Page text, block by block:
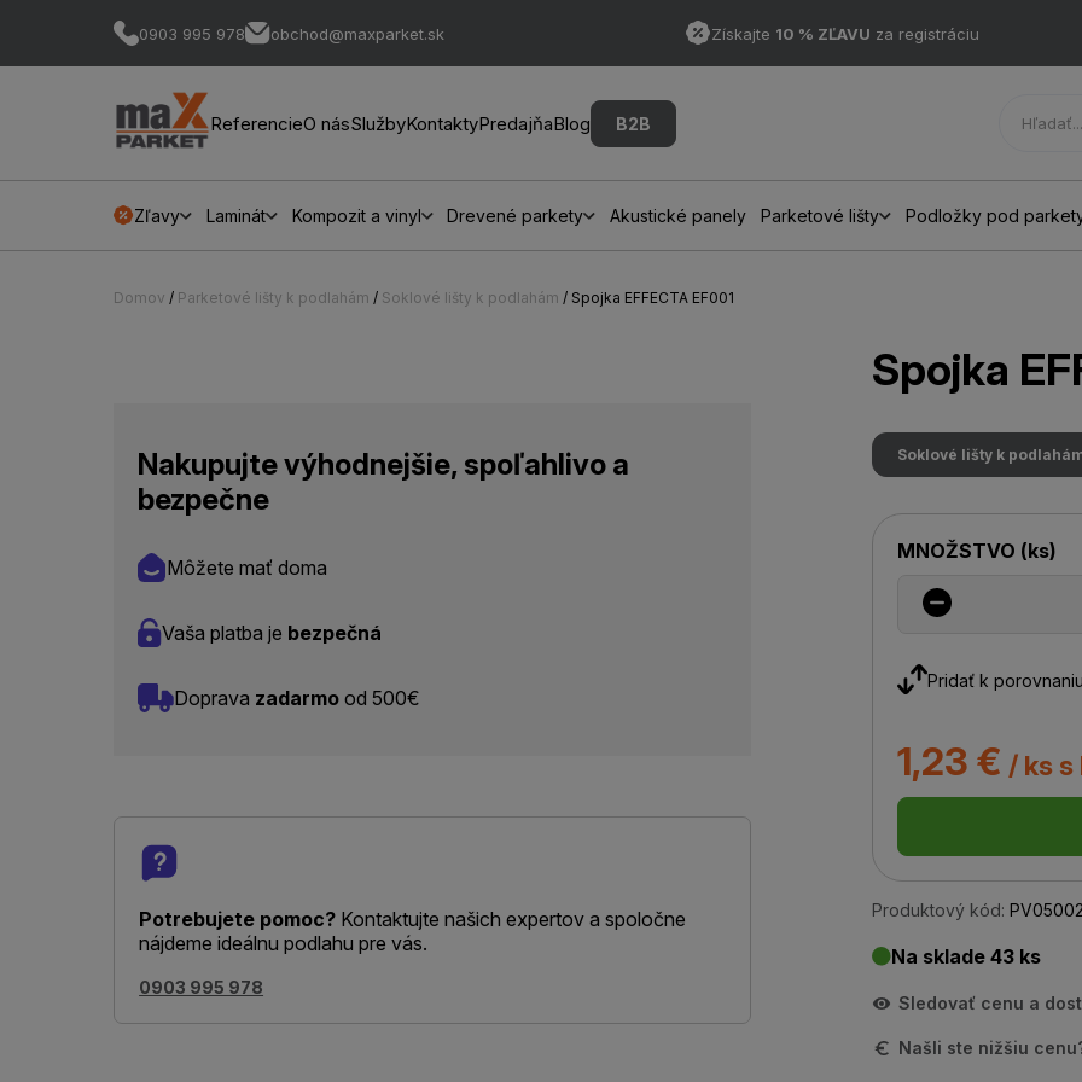
0903 995 978 obchod@maxparket.sk Získajte 10 % ZĽAVU za registráciu
ReferencieO násSlužbyKontaktyPredajňaBlog B2B
Zľavy Laminát Kompozit a vinyl Drevené parkety Akustické panely Parketové lišty Podložky pod
Domov / Parketové lišty k podlahám / Soklové lišty k podlahám / Spojka EFFECTA EF001
Nakupujte výhodnejšie, spoľahlivo a
bezpečne
Môžete mať doma
Vaša platba je bezpečná
Doprava zadarmo od 500€
Potrebujete pomoc? Kontaktujte našich expertov a spoločne
nájdeme ideálnu podlahu pre vás.
0903 995 978
Spojka
Soklové lišty k
MNOŽSTVO (ks)
Pridať k
1,23 € / ks s
Produktový kód:
Na sklade 43 ks
Sledovať cenu a
Našli ste nižšiu